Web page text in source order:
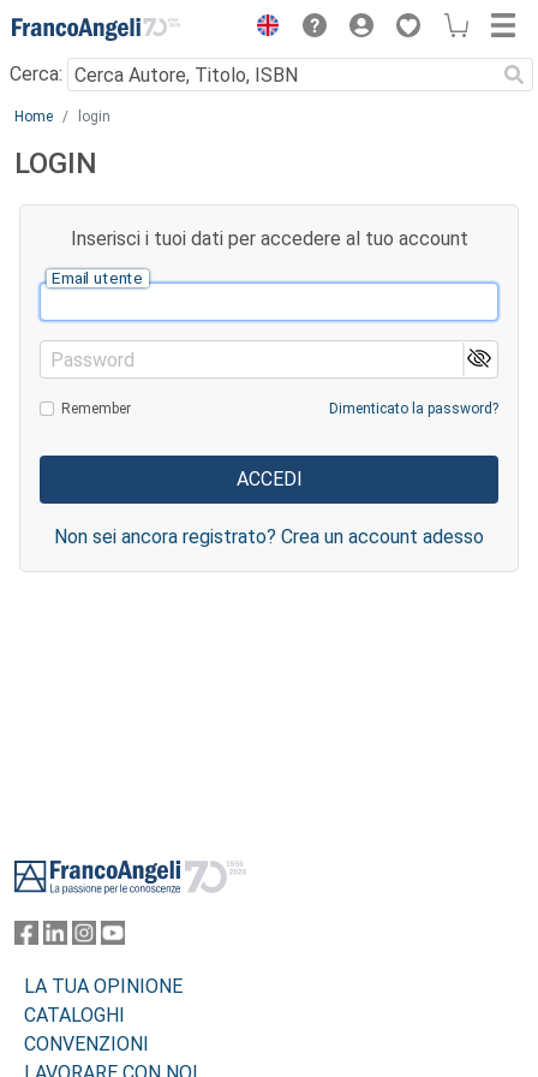
Menu
Cerca:
Main content
Home login
LOGIN
Inserisci i tuoi dati per accedere al tuo account
Email utente
Password
Remember Dimenticato la password?
Non sei ancora registrato? Crea un account adesso
LA TUA OPINIONE
CATALOGHI
CONVENZIONI